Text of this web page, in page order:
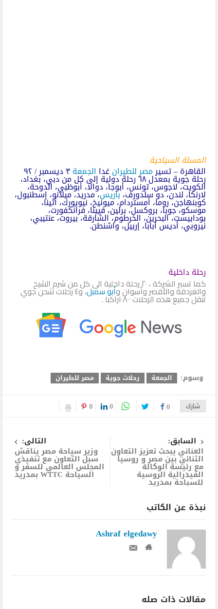
المسلة السياحية
القاهرة – تسيرمصر للطيرانغدا الجمعة ٣ ديسمبر / ٩٢
رحلة جوية بمعدل ٦٨ رحلة دولية إلى كل من دبي، بغداد،
الكويت، لاجوس، تونس، أبوجا، دوالا، أبوظبي، الدوحة،
لارنكا، لندن، دو سلدورف،باريس، مدريد، ميلانو، إسطنبول،
كوبنهاجن، روما، أمستردام، ميونيخ، نيويورك، أثينا،
موسكو، جوبا، بروكسل، برلين، فيينا، فرانكفورت،
بودابيست، البحرين، الخرطوم، الشارقة، بيروت، عنتيبي،
نيروبي، أديس أبابا، إربيل، واشنطن.
رحلة داخلية
كما تسير الشركة ، ٢٠ رحلة داخلية الى كل من شرم الشيخ
والغردقة والأقصر وأسوان وأبو سمبل ، و٤ رحلات شحن جوي
تنقل جميع هذه الرحلات ١٠٨٠٠راكبا .
وسوم: الجمعة رحلات جوية مصر للطيران
شارك 0
0
0
السابق:
العناني يبحث تعزيز التعاون
الثنائي بين مصر و روسيا
مع رئيسة الوكالة
الفيدرالية الروسية
للسياحة بمدريد
التالى:
وزير سياحة مصر يناقش
سبل التعاون مع تنفيذي
المجلس العالمي للسفر و
السياحة WTTC بمدريد
نبذة عن الكاتب
Ashraf elgedawy
مقالات ذات صله